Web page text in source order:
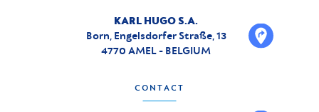
KARL HUGO S.A.
Born, Engelsdorfer Straße, 13
4770 AMEL - BELGIUM
CONTACT